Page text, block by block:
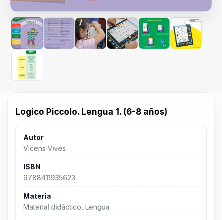
Logico Piccolo. Lengua 1. (6-8 años)
Autor
Vicens Vives
ISBN
9788411935623
Materia
Material didáctico, Lengua